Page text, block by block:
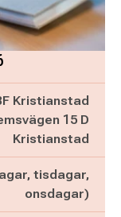
Kristianstad
15 D
Kristianstad
tisdagar,
onsdagar)